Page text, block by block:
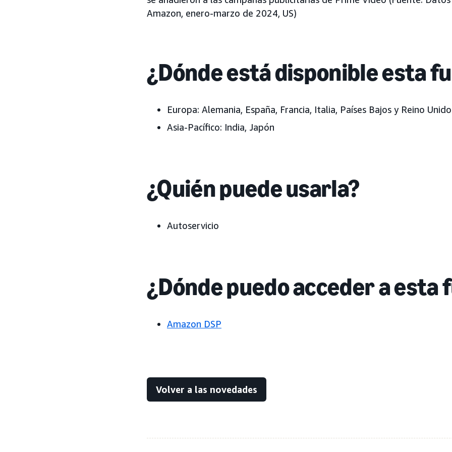
Amazon, enero-marzo de 2024, US)
¿Dónde está disponible esta
Europa: Alemania, España, Francia, Italia, Países Bajos y Reino Unido
Asia-Pacífico: India, Japón
¿Quién puede usarla?
Autoservicio
¿Dónde puedo acceder a esta
Amazon DSP
Volver a las novedades